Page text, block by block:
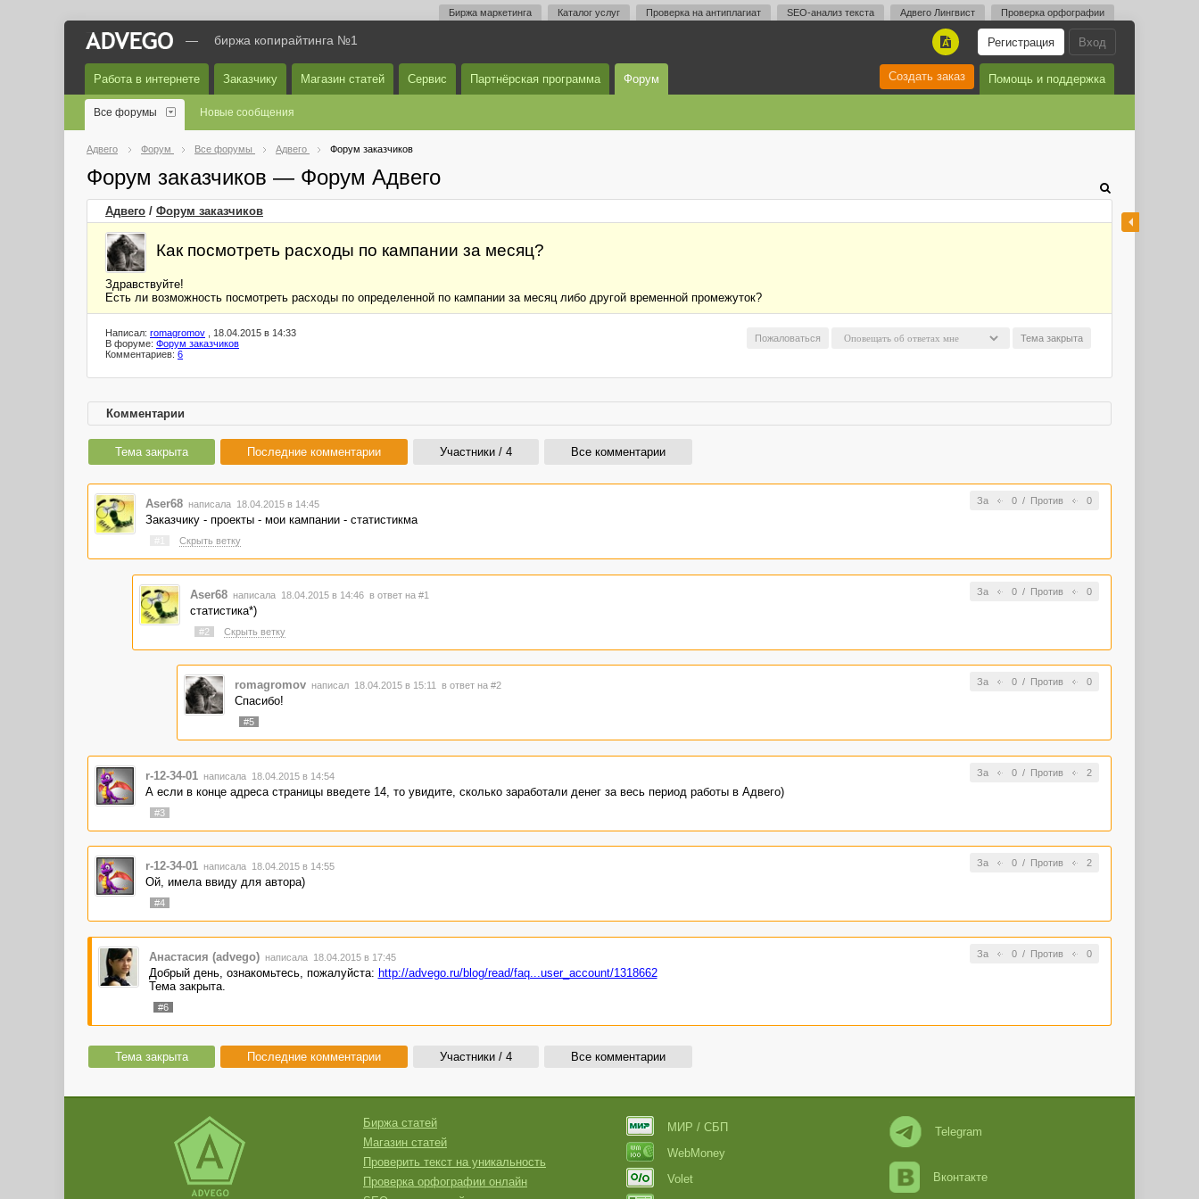
Биржа маркетинга Каталог услуг Проверка на антиплагиат SEO-анализ текста Адвего Лингвист Проверка орфографии
Вход
Регистрация
A
— биржа копирайтинга №1
Работа в интернете Заказчику Магазин статей Сервис Партнёрская программа Форум Помощь и поддержка
Создать заказ
Все форумы Новые сообщения
Адвего Форум Все форумы Адвего Форум заказчиков
Форум заказчиков — Форум Адвего
Адвего / Форум заказчиков
Как посмотреть расходы по кампании за месяц?
Здравствуйте!
Есть ли возможность посмотреть расходы по определенной по кампании за месяц либо другой временной промежуток?
Тема закрыта
Пожаловаться
Написал: romagromov , 18.04.2015 в 14:33
В форуме: Форум заказчиков
Комментариев: 6
Комментарии
Тема закрыта Последние комментарии Участники / 4 Все комментарии
За 0/ Против 0
Aser68 написала 18.04.2015 в 14:45
Заказчику - проекты - мои кампании - статистикма
Скрыть ветку
За 0/ Против 0
Aser68 написала 18.04.2015 в 14:46 в ответ на #1
статистика*)
#2 Скрыть ветку
За 0/ Против 0
romagromov написал 18.04.2015 в 15:11 в ответ на #2
Спасибо!
#5
За 0/ Против 2
r-12-34-01 написала 18.04.2015 в 14:54
А если в конце адреса страницы введете 14, то увидите, сколько заработали денег за весь период работы в Адвего)
#3
За 0/ Против 2
r-12-34-01 написала 18.04.2015 в 14:55
Ой, имела ввиду для автора)
#4
За 0/ Против 0
Анастасия (advego) написала 18.04.2015 в 17:45
Добрый день, ознакомьтесь, пожалуйста: http://advego.ru/blog/read/faq...user_account/1318662
Тема закрыта.
#6
Тема закрыта Последние комментарии Участники / 4 Все комментарии
Биржа статей
Магазин статей
Проверить текст на уникальность
Проверка орфографии онлайн
МИР / СБП
WebMoney
Volet
Telegram
Вконтакте